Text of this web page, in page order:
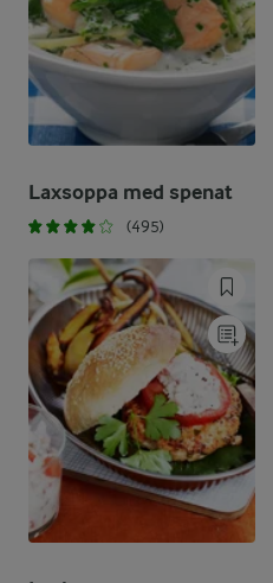
Laxsoppa med spenat
(495)